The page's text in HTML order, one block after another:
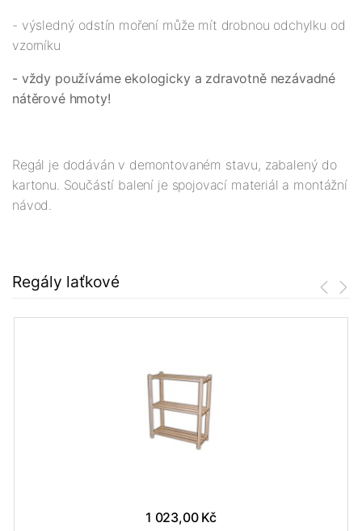
- výsledný odstín moření může mít drobnou odchylku od
vzorníku
- vždy používáme ekologicky a zdravotně nezávadné
nátěrové hmoty!
Regál je dodáván v demontovaném stavu, zabalený do
kartonu. Součástí balení je spojovací materiál a montážní
návod.
Regály laťkové
1 023,00 Kč